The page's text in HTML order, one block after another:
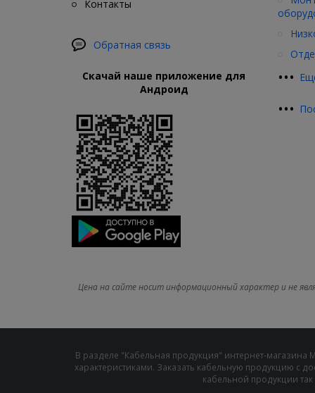
Контакты
Обратная связь
Скачай наше приложение для
Андроид
•••
•••
Цена на сайте носит информационный характер и не
В разделе "Кабельная продукция" интернет-
характеристиками. Заказать кабельную продукцию с
кабельной продукции